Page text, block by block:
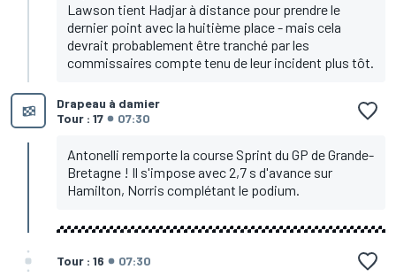
Lawson tient Hadjar à distance pour prendre le
dernier point avec la huitième place - mais cela
devrait probablement être tranché par les
commissaires compte tenu de leur incident plus tôt.
Drapeau à damier
Tour : 17
07:30
Antonelli remporte la course Sprint du GP de Grande-
Bretagne ! Il s'impose avec 2,7 s d'avance sur
Hamilton, Norris complétant le podium.
Tour : 16 07:30